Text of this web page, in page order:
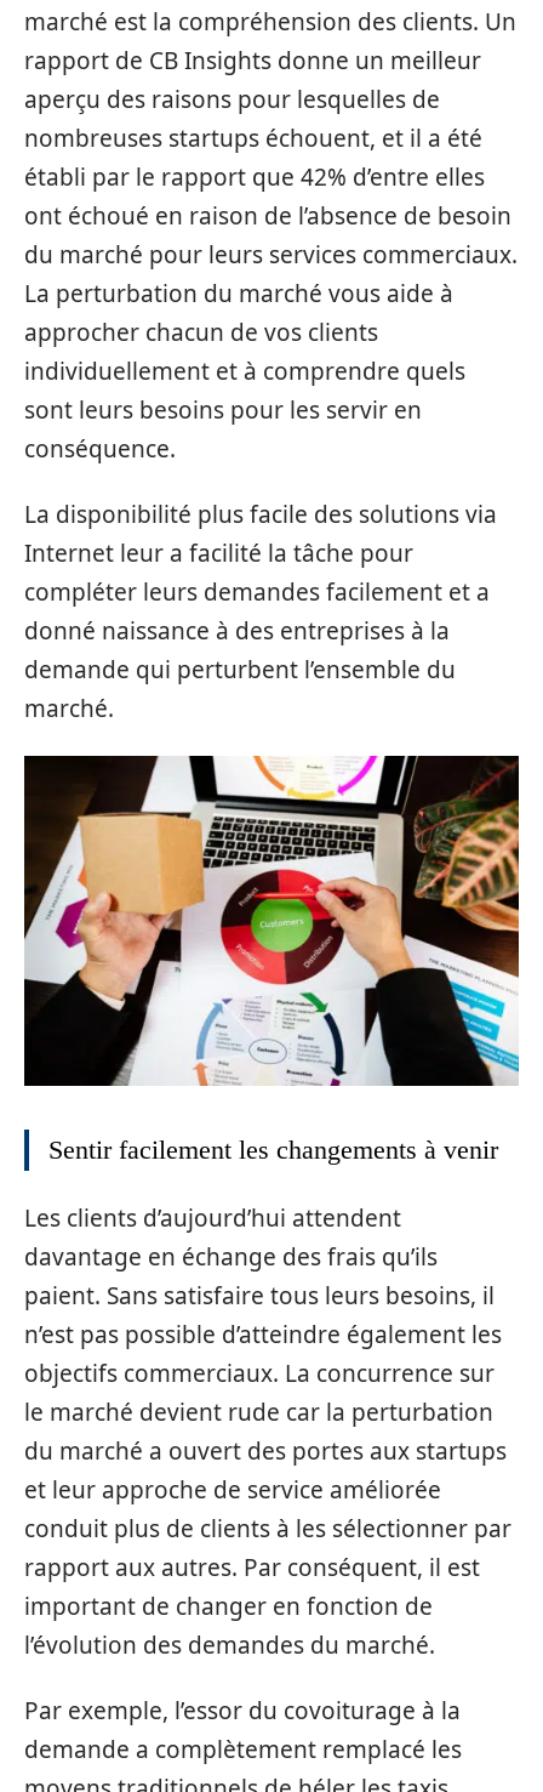
marché est la compréhension des clients. Un
rapport de CB Insights donne un meilleur
aperçu des raisons pour lesquelles de
nombreuses startups échouent, et il a été
établi par le rapport que 42% d’entre elles
ont échoué en raison de l’absence de besoin
du marché pour leurs services commerciaux.
La perturbation du marché vous aide à
approcher chacun de vos clients
individuellement et à comprendre quels
sont leurs besoins pour les servir en
conséquence.
La disponibilité plus facile des solutions via
Internet leur a facilité la tâche pour
compléter leurs demandes facilement et a
donné naissance à des entreprises à la
demande qui perturbent l’ensemble du
marché.
Sentir facilement les changements à venir
Les clients d’aujourd’hui attendent
davantage en échange des frais qu’ils
paient. Sans satisfaire tous leurs besoins, il
n’est pas possible d’atteindre également les
objectifs commerciaux. La concurrence sur
le marché devient rude car la perturbation
du marché a ouvert des portes aux startups
et leur approche de service améliorée
conduit plus de clients à les sélectionner par
rapport aux autres. Par conséquent, il est
important de changer en fonction de
l’évolution des demandes du marché.
Par exemple, l’essor du covoiturage à la
demande a complètement remplacé les